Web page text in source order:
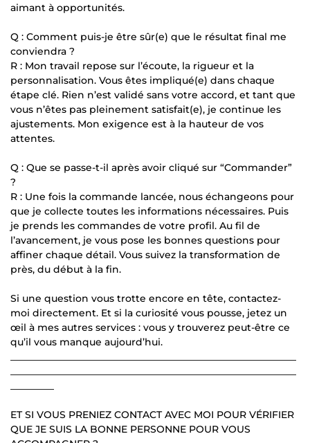
aimant à opportunités.
Q : Comment puis-je être sûr(e) que le résultat final me
conviendra ?
R : Mon travail repose sur l’écoute, la rigueur et la
personnalisation. Vous êtes impliqué(e) dans chaque
étape clé. Rien n’est validé sans votre accord, et tant que
vous n’êtes pas pleinement satisfait(e), je continue les
ajustements. Mon exigence est à la hauteur de vos
attentes.
Q : Que se passe-t-il après avoir cliqué sur “Commander”
?
R : Une fois la commande lancée, nous échangeons pour
que je collecte toutes les informations nécessaires. Puis
je prends les commandes de votre profil. Au fil de
l’avancement, je vous pose les bonnes questions pour
affiner chaque détail. Vous suivez la transformation de
près, du début à la fin.
Si une question vous trotte encore en tête, contactez-
moi directement. Et si la curiosité vous pousse, jetez un
œil à mes autres services : vous y trouverez peut-être ce
qu’il vous manque aujourd’hui.
ET SI VOUS PRENIEZ CONTACT AVEC MOI POUR VÉRIFIER
QUE JE SUIS LA BONNE PERSONNE POUR VOUS